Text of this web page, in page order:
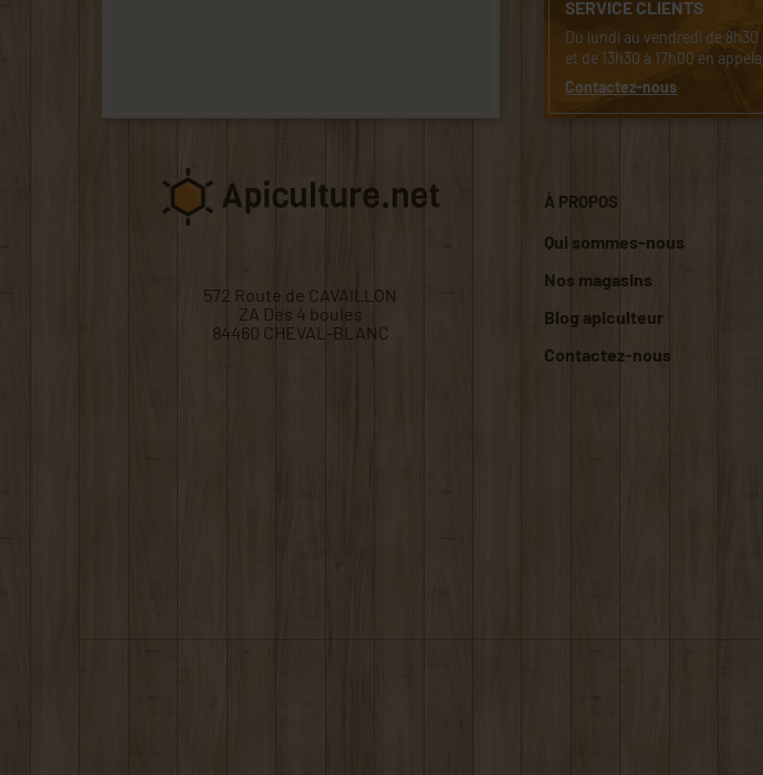
SERVICE CLIENTS
Du lundi au vendredi de 8h30
et de 13h30 à 17h00 en
Contactez-nous
572 Route de CAVAILLON
ZA Des 4 boules
84460 CHEVAL-BLANC
À PROPOS
Qui sommes-nous
Nos magasins
Blog apiculteur
Contactez-nous